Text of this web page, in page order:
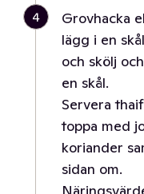
4
Grovhacka
lägg i en
och skölj
en skål.
Servera
toppa med
koriander
sidan om.